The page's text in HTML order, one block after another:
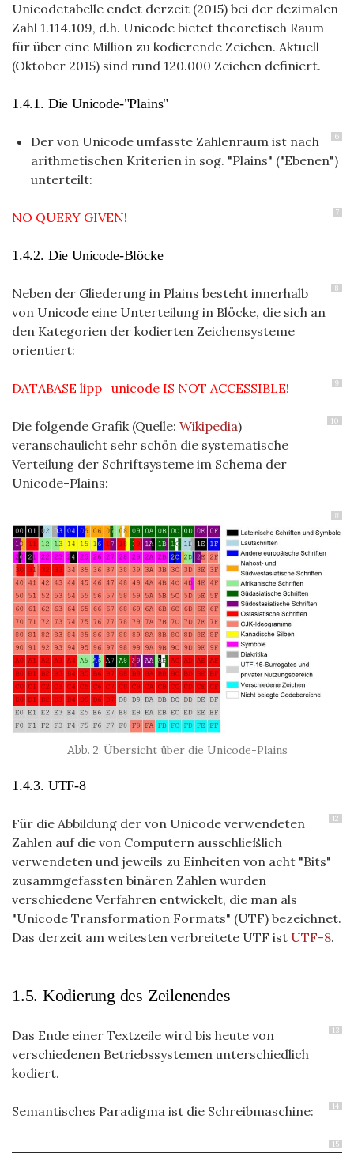
Unicodetabelle endet derzeit (2015) bei der dezimalen
Zahl 1.114.109, d.h. Unicode bietet theoretisch Raum
für über eine Million zu kodierende Zeichen. Aktuell
(Oktober 2015) sind rund 120.000 Zeichen definiert.
1.4.1. Die Unicode-"Plains"
6
Der von Unicode umfasste Zahlenraum ist nach
arithmetischen Kriterien in sog. "Plains" ("Ebenen")
unterteilt:
7
NO QUERY GIVEN!
1.4.2. Die Unicode-Blöcke
8
Neben der Gliederung in Plains besteht innerhalb
von Unicode eine Unterteilung in Blöcke, die sich an
den Kategorien der kodierten Zeichensysteme
orientiert:
9
DATABASE lipp_unicode IS NOT ACCESSIBLE!
10
Die folgende Grafik (Quelle: Wikipedia)
veranschaulicht sehr schön die systematische
Verteilung der Schriftsysteme im Schema der
Unicode-Plains:
11
Übersicht über die Unicode-Plains
1.4.3. UTF-8
12
Für die Abbildung der von Unicode verwendeten
Zahlen auf die von Computern ausschließlich
verwendeten und jeweils zu Einheiten von acht "Bits"
zusammgefassten binären Zahlen wurden
verschiedene Verfahren entwickelt, die man als
"Unicode Transformation Formats" (UTF) bezeichnet.
Das derzeit am weitesten verbreitete UTF ist UTF-8.
1.5. Kodierung des Zeilenendes
13
Das Ende einer Textzeile wird bis heute von
verschiedenen Betriebssystemen unterschiedlich
kodiert.
14
Semantisches Paradigma ist die Schreibmaschine:
15